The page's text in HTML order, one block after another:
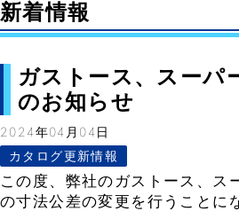
新着情報
ガストース、スーパ
のお知らせ
2024年04月04日
カタログ更新情報
この度、弊社のガストース、ス
の寸法公差の変更を行うことに